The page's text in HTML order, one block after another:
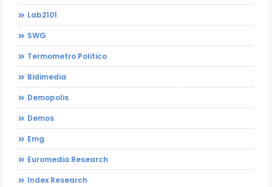
Lab2101
SWG
Termometro Politico
Bidimedia
Demopolis
Demos
Emg
Euromedia Research
Index Research